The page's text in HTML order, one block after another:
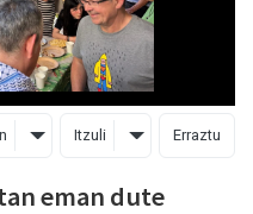
Itzuli Erraztu
eman dute